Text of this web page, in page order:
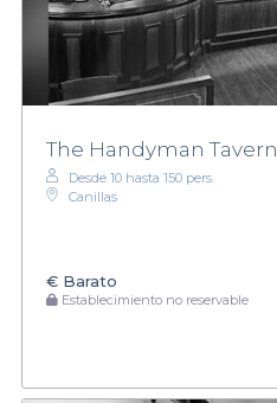
The Handyman Tavern
Desde 10 hasta 150 pers.
Canillas
€ Barato
Establecimiento no reservable